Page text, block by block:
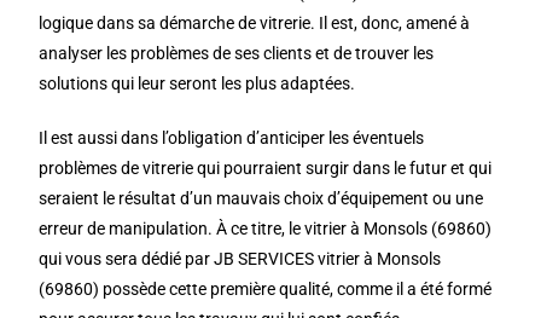
logique dans sa démarche de vitrerie. Il est, donc, amené à
analyser les problèmes de ses clients et de trouver les
solutions qui leur seront les plus adaptées.
Il est aussi dans l’obligation d’anticiper les éventuels
problèmes de vitrerie qui pourraient surgir dans le futur et qui
seraient le résultat d’un mauvais choix d’équipement ou une
erreur de manipulation. À ce titre, le vitrier à Monsols (69860)
qui vous sera dédié par JB SERVICES vitrier à Monsols
(69860) possède cette première qualité, comme il a été formé